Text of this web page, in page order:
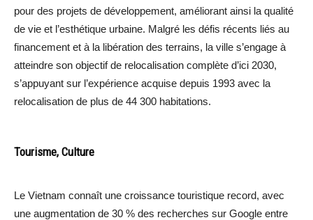
pour des projets de développement, améliorant ainsi la qualité
de vie et l’esthétique urbaine. Malgré les défis récents liés au
financement et à la libération des terrains, la ville s’engage à
atteindre son objectif de relocalisation complète d’ici 2030,
s’appuyant sur l’expérience acquise depuis 1993 avec la
relocalisation de plus de 44 300 habitations.
Tourisme, Culture
Le Vietnam connaît une croissance touristique record, avec
une augmentation de 30 % des recherches sur Google entre